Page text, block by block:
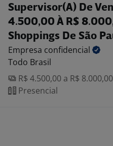
Supervisor(A) De
4.500,00 À R$
Shoppings De São
Empresa confidencial
Todo Brasil
R$ 4.500,00 a R$ 8.000,00
Presencial